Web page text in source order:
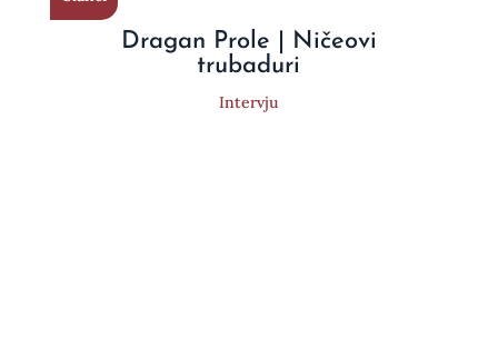
Dragan Prole | Ničeovi
trubaduri
Intervju